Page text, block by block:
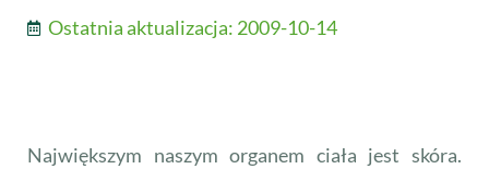
Ostatnia aktualizacja: 2009-10-14
Największym naszym organem ciała jest skóra.